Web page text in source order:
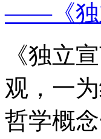
——《独
《独立
观，一
哲学概